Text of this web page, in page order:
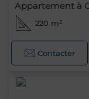
Appartement à
220 m²
Contacter